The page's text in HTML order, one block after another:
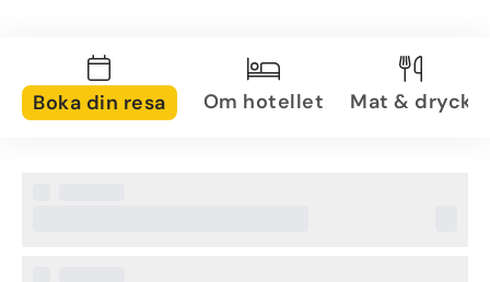
Boka din resa Om hotellet Mat & dryck